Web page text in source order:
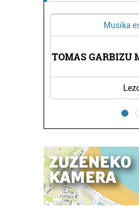
Musika eskolak
TOMAS GARBIZU